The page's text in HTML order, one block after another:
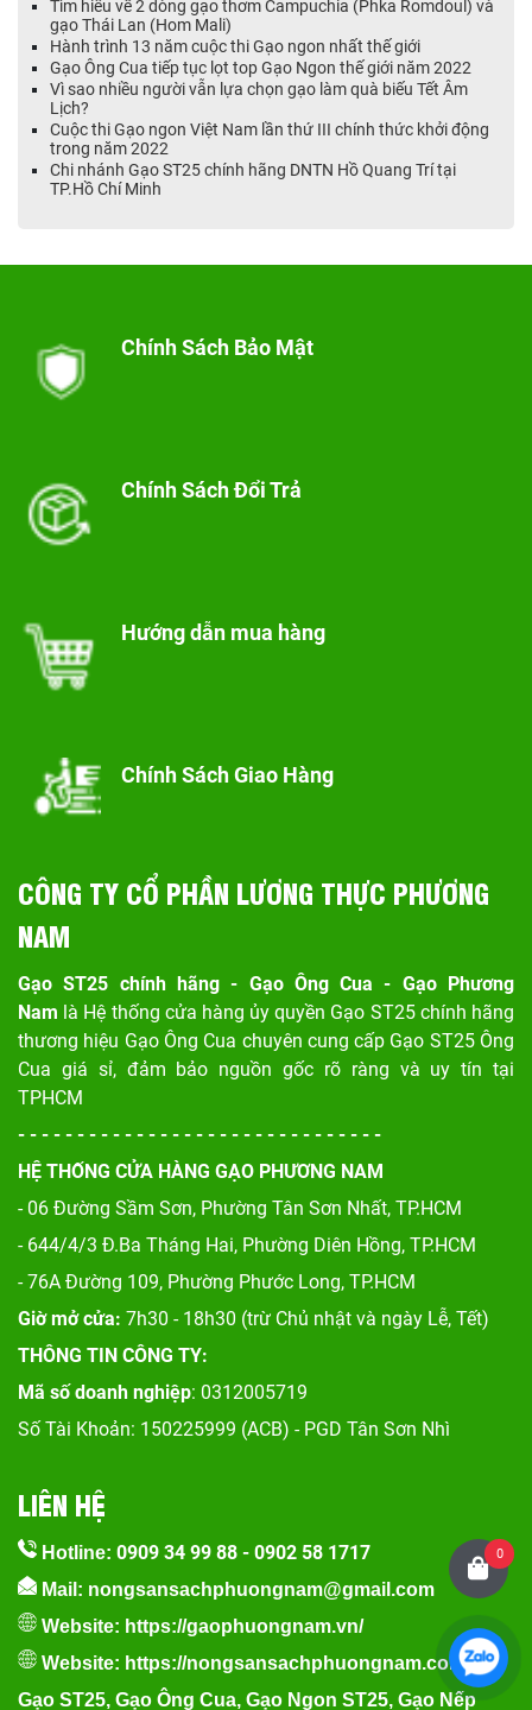
Tìm hiểu về 2 dòng gạo thơm Campuchia (Phka Romdoul) và
gạo Thái Lan (Hom Mali)
Hành trình 13 năm cuộc thi Gạo ngon nhất thế giới
Gạo Ông Cua tiếp tục lọt top Gạo Ngon thế giới năm 2022
Vì sao nhiều người vẫn lựa chọn gạo làm quà biếu Tết Âm
Lịch?
Cuộc thi Gạo ngon Việt Nam lần thứ III chính thức khởi động
trong năm 2022
Chi nhánh Gạo ST25 chính hãng DNTN Hồ Quang Trí tại
TP.Hồ Chí Minh
Chính Sách Bảo Mật
Chính Sách Đổi Trả
Hướng dẫn mua hàng
Chính Sách Giao Hàng
CÔNG TY CỔ PHẦN LƯƠNG THỰC PHƯƠNG
NAM
Gạo ST25 chính hãng - Gạo Ông Cua - Gạo Phương
Nam là Hệ thống cửa hàng ủy quyền Gạo ST25 chính hãng
thương hiệu Gạo Ông Cua chuyên cung cấp Gạo ST25 Ông
Cua giá sỉ, đảm bảo nguồn gốc rõ ràng và uy tín tại
TPHCM
- - - - - - - - - - - - - - - - - - - - - - - - - - - - - - -
HỆ THỐNG CỬA HÀNG GẠO PHƯƠNG NAM
- 06 Đường Sầm Sơn, Phường Tân Sơn Nhất, TP.HCM
- 644/4/3 Đ.Ba Tháng Hai, Phường Diên Hồng, TP.HCM
- 76A Đường 109, Phường Phước Long, TP.HCM
Giờ mở cửa: 7h30 - 18h30 (trừ Chủ nhật và ngày Lễ, Tết)
THÔNG TIN CÔNG TY:
Mã số doanh nghiệp: 0312005719
Số Tài Khoản: 150225999 (ACB) - PGD Tân Sơn Nhì
LIÊN HỆ
Hotline: 0909 34 99 88 - 0902 58 1717
Mail: nongsansachphuongnam@gmail.com
Website: https://gaophuongnam.vn/
Website: https://nongsansachphuongnam.com
Gạo ST25, Gạo Ông Cua, Gạo Ngon ST25, Gạo Nếp
0